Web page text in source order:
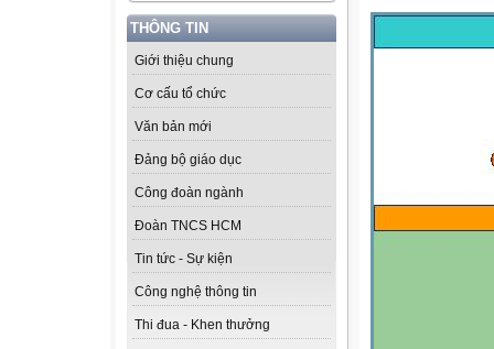
THÔNG TIN
Giới thiệu chung
Cơ cấu tổ chức
Văn bản mới
Đảng bộ giáo dục
Công đoàn ngành
Đoàn TNCS HCM
Tin tức - Sự kiện
Công nghệ thông tin
Thi đua - Khen thưởng